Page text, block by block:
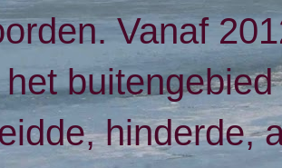
Vanaf
het
hinderde,